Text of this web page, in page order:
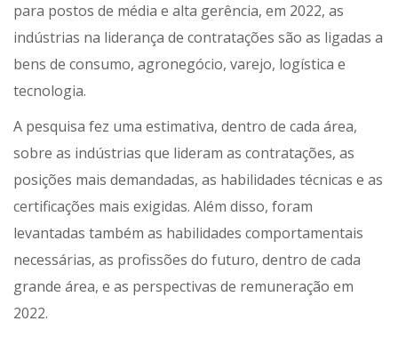
para postos de média e alta gerência, em 2022, as
indústrias na liderança de contratações são as ligadas a
bens de consumo, agronegócio, varejo, logística e
tecnologia.
A pesquisa fez uma estimativa, dentro de cada área,
sobre as indústrias que lideram as contratações, as
posições mais demandadas, as habilidades técnicas e as
certificações mais exigidas. Além disso, foram
levantadas também as habilidades comportamentais
necessárias, as profissões do futuro, dentro de cada
grande área, e as perspectivas de remuneração em
2022.